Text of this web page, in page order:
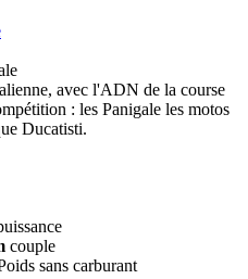
avec l'ADN de la course
: les Panigale les motos
Ducatisti.
couple
sans carburant